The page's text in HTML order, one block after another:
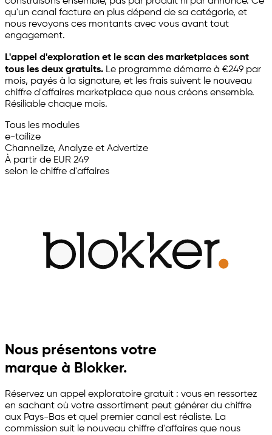
qu'un canal facture en plus dépend de sa catégorie, et
nous revoyons ces montants avec vous avant tout
engagement.
L'appel d'exploration et le scan des marketplaces sont
tous les deux gratuits. Le programme démarre à €249 par
mois, payés à la signature, et les frais suivent le nouveau
chiffre d'affaires marketplace que nous créons ensemble.
Résiliable chaque mois.
Tous les modules
e-tailize
Channelize, Analyze et Advertize
À partir de EUR 249
selon le chiffre d'affaires
Nous présentons votre
marque à Blokker.
Réservez un appel exploratoire gratuit : vous en ressortez
en sachant où votre assortiment peut générer du chiffre
aux Pays-Bas et quel premier canal est réaliste. La
commission suit le nouveau chiffre d'affaires que nous